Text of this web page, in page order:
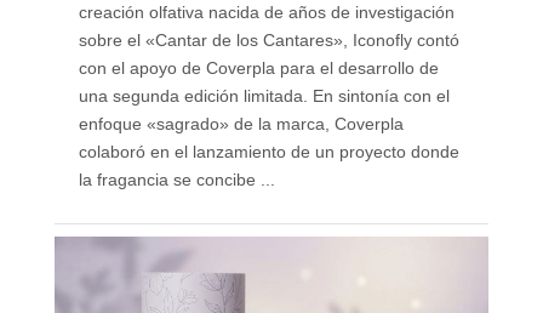
creación olfativa nacida de años de investigación
sobre el «Cantar de los Cantares», Iconofly contó
con el apoyo de Coverpla para el desarrollo de
una segunda edición limitada. En sintonía con el
enfoque «sagrado» de la marca, Coverpla
colaboró ​​en el lanzamiento de un proyecto donde
la fragancia se concibe ...